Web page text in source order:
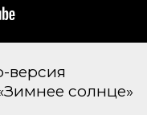
версия
солнце»